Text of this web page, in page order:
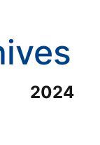
2024